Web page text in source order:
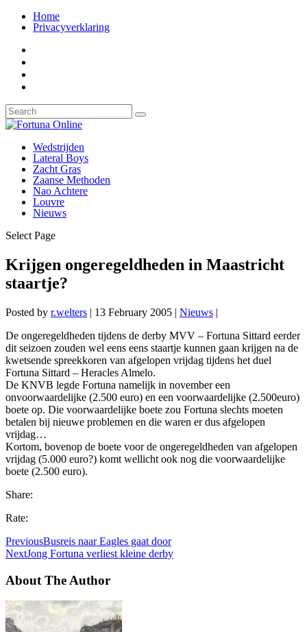
Home
Privacyverklaring
Wedstrijden
Lateral Boys
Zacht Gras
Zaanse Methoden
Nao Achtere
Louvre
Nieuws
Select Page
Krijgen ongeregeldheden in Maastricht
staartje?
Posted by r.welters | 13 February 2005 | Nieuws |
De ongeregeldheden tijdens de derby MVV – Fortuna Sittard eerder
dit seizoen zouden wel eens eens staartje kunnen gaan krijgen na de
kwetsende spreekkoren van afgelopen vrijdag tijdens het duel
Fortuna Sittard – Heracles Almelo.
De KNVB legde Fortuna namelijk in november een
onvoorwaardelijke (2.500 euro) en een voorwaardelijke (2.500euro)
boete op. Die voorwaardelijke boete zou Fortuna slechts moeten
betalen bij nieuwe problemen en die waren er dus afgelopen
vrijdag…
Kortom, bovenop de boete voor de ongeregeldheden van afgelopen
vrijdag (5.000 euro?) komt wellicht ook nog die voorwaardelijke
boete (2.500 euro).
Share:
Rate:
PreviousBusreis naar Eagles gaat door
NextJong Fortuna verliest kleine derby
About The Author